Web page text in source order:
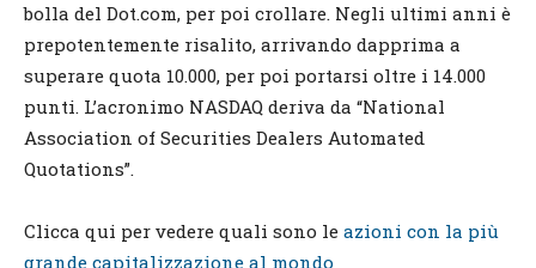
bolla del Dot.com, per poi crollare. Negli ultimi anni è
prepotentemente risalito, arrivando dapprima a
superare quota 10.000, per poi portarsi oltre i 14.000
punti. L’acronimo NASDAQ deriva da “National
Association of Securities Dealers Automated
Quotations”.
Clicca qui per vedere quali sono le azioni con la più
grande capitalizzazione al mondo